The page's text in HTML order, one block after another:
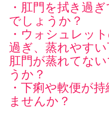
・肛門を拭き過
でしょうか？
・ウォシュレッ
過ぎ、蒸れやす
肛門が蒸れてない
うか？
・下痢や軟便が
ませんか？